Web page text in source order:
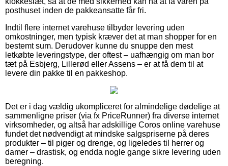
posthuset inden de pakkeansatte får fri.
Indtil flere internet varehuse tilbyder levering uden
omkostninger, men typisk kræver det at man shopper for en
bestemt sum. Derudover kunne du snuppe den mest
letkøbte leveringstype, der oftest – uafhængig om man bor
tæt på Esbjerg, Lillerød eller Assens – er at få dem til at
levere din pakke til en pakkeshop.
Det er i dag vældig ukompliceret for almindelige dødelige at
sammenligne priser (via fx PriceRunner) fra diverse internet
virksomheder, og altså har adskillige Coros online varehuse
fundet det nødvendigt at mindske salgspriserne på deres
produkter – til piger og drenge, og ligeledes til herrer og
damer – drastisk, og endda nogle gange sikre levering uden
beregning.